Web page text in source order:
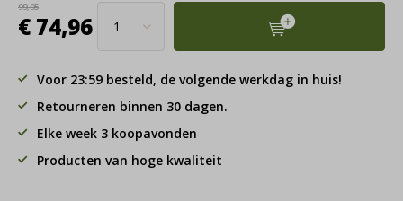
99,95
€ 74,96
Voor 23:59 besteld, de volgende werkdag in huis!
Retourneren binnen 30 dagen.
Elke week 3 koopavonden
Producten van hoge kwaliteit